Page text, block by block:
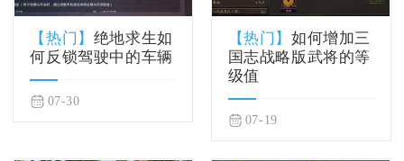
【热门】 绝地求生如
何反锁驾驶中的车辆
07-30
【热门】如何增加三
国志战略版武将的等
级值
07-19